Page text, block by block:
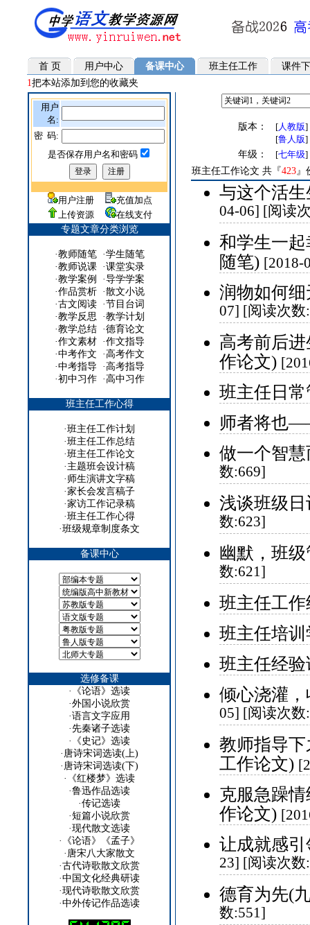
首 页 用户中心 备课中心 班主任工作
课件
1把本站添加到您的收藏夹
用户
名:
密 码:
是否保存用户名和密码
用户注册
充值加点
上传资源
在线支付
专题文章分类浏览
·教师随笔·学生随笔
·教师说课·课堂实录
·教学案例 ·导学学案
·作品赏析·散文小说
·古文阅读·节目台词
·教学反思 ·教学计划
·教学总结·德育论文
·作文素材·作文指导
·中考作文 ·高考作文
·中考指导 ·高考指导
·初中习作·高中习作
班主任工作心得
·班主任工作计划
·班主任工作总结
·班主任工作论文
· 主题班会设计稿
· 师生演讲文字稿
·家长会发言稿子
·家访工作记录稿
·班主任工作心得
·班级规章制度条文
备课中心
选修备课
·
《论语》选读
·外国小说欣赏
·语言文字应用
·先秦诸子选读
·
《史记》选读
· 唐诗宋词选读(上)
· 唐诗宋词选读(下)
·
《红楼梦》选读
·鲁迅作品选读
·传记选读
·短篇小说欣赏
·现代散文选读
·
《论语》《孟子》
· 唐宋八大家散文
·古代诗歌散文欣赏
·中国文化经典研读
·现代诗歌散文欣赏
·中外传记作品选读
版本： [人教版
[鲁人版
年级：
[七年级]
班主任工作论文 共『423』
与这个活
04-06] [阅读
和学生一
随笔) [2018-
润物如何
07] [阅读次数
高考前后
作论文)
班主任日
师者将也
做一个智
数:669]
浅谈班级日
数:623]
幽默，班
数:621]
班主任工
班主任培
班主任经
倾心浇灌
05] [阅读次数
教师指导
工作论文)
克服急躁
作论文)
让成就感
23] [阅读次数
德育为先(
数:551]